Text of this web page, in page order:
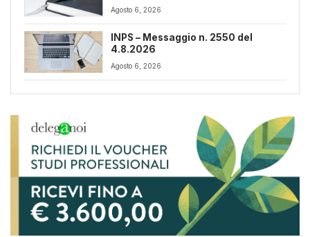
Agosto 6, 2026
INPS – Messaggio n. 2550 del
4.8.2026
Agosto 6, 2026